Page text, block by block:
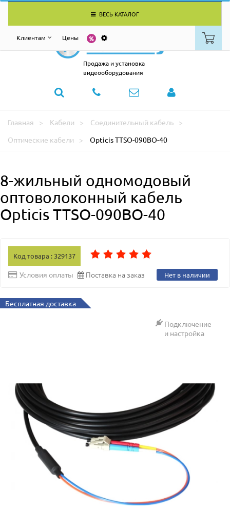
ВЕСЬ КАТАЛОГ
Клиентам Цены
Продажа и установка
видеооборудования
Главная Кабели
Соединительный кабель
Оптические кабели
Opticis TTSO-090BO-40
8-жильный одномодовый
оптоволоконный кабель
Opticis TTSO-090BO-40
Код товара : 329137
Условия оплаты Поставка на заказ Нет в наличии
Бесплатная доставка
Подключение
и настройка